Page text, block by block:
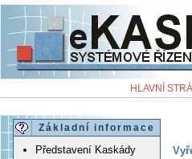
HLAVNÍ
Základní informace
Představení Kaskády